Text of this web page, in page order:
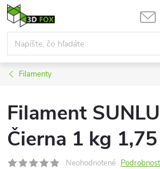
Prejsť
na
obsah
Filamenty
Filament
Čierna 1 kg
Neohodnotené